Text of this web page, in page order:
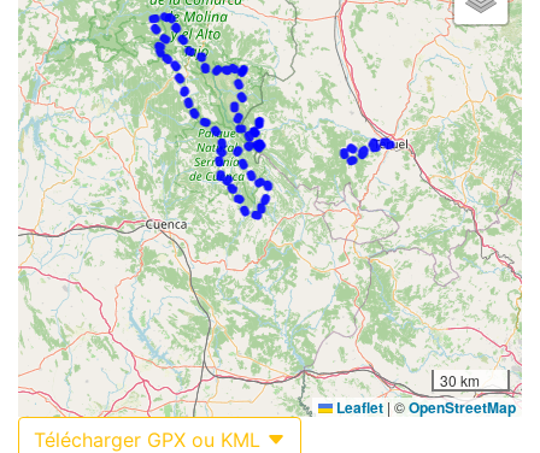
30 km
Leaflet | ©OpenStreetMap
Télécharger GPX ou KML